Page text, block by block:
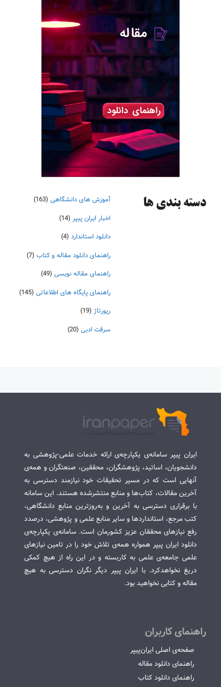
دسته‌ بندی ها آموزش های دانشگاهی (163)
اخبار ایران پیپر (14)
دانلود استاندارد (4)
راهنمای دانلود مقاله و کتاب (7)
راهنمای مقاله نویسی (49)
راهنمای پایگاه های اطلاعاتی (145)
رپورتاژ (19)
سرقت ادبی (20)
ایران پیپر سامانه‌ی یکپارچه‌ی ارائه خدمات علمی-پژوهشی به
دانشجویان، اساتید، پژوهشگران، محققین، صنعتگران و همه‌ی
آنهایی است که در مسیر تحقیقات خود نیازمند دسترسی به
آخرین مقالات، کتاب‌ها و منابع منتشرشده هستند. این سامانه
با برقراری دسترسی به آخرین و به‌روزترین منابع دانشگاهی،
کتب مرجع، استانداردها و سایر منابع علمی و پژوهشی، درصدد
رفع نیازهای محققان عزیز کشورمان است. سامانه‌ی یکپارچه‌ی
دانلود ایران پیپر همواره همه‌ی تلاش خود را در تامین نیازهای
علمی جامعه‌ی علمی به کاربسته و در این راه از هیچ کمکی
دریغ نخواهدکرد. با ایران پیپر دیگر نگران دسترسی به هیچ
مقاله و کتابی نخواهید بود.
راهنمای کاربران
صفحه‌ی اصلی ایران‌پیپر
راهنمای دانلود مقاله
راهنمای دانلود کتاب